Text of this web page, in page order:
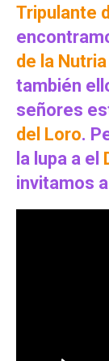
Tripulante
de la Nutria
también
señores
del Loro.
la lupa a el
invitamos